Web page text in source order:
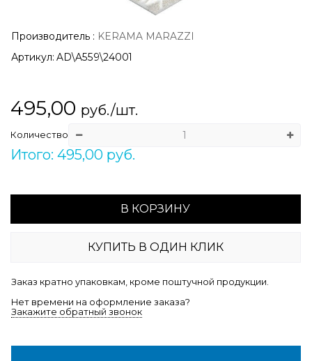
Производитель : KERAMA MARAZZI
Артикул: AD\A559\24001
495,00 руб./шт.
Количество
Итого: 495,00 руб.
В КОРЗИНУ
КУПИТЬ В ОДИН КЛИК
Заказ кратно упаковкам, кроме поштучной продукции.
Нет времени на оформление заказа?
Закажите обратный звонок